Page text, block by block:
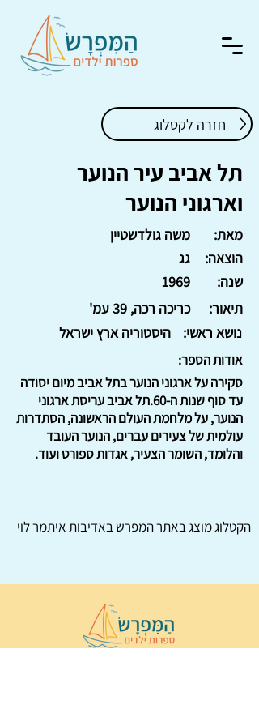
חזרה לקטלוג
תל אביב עיר הנוער
וארגוני הנוער
משה גולדשטיין
מאת:
גג
הוצאה:
1969
שנה:
כריכה רכה, 39 עמ'
תיאור:
היסטוריה ארץ ישראל
נושא ראשי:
אודות הספר:
סקירה על ארגוני הנוער בתל אביב מיום יסודה
עד סוף שנות ה-60.תל אביב עריסת ארגוני
הנוער, על מלחמת העולם הראשונה, הסתדרות
עולמית של צעירים עברים, הנוער העובד
והלומד, השומר הצעיר, אגדות ספורט ועוד.
הקטלוג מוצג באתרהמפרשבאדיבות איתמר לוי